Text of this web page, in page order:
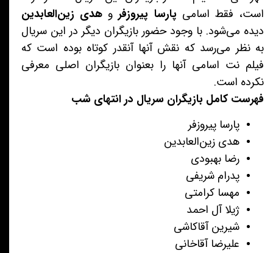
است، فقط اسامی پارسا پیروزفر و هدی زین‌العابدین
دیده می‌شود. با وجود حضور بازیگران دیگر در این سریال
به نظر می‌رسد که نقش آنها آنقدر کوتاه بوده است که
فیلم نت اسامی آنها را بعنوان بازیگران اصلی معرفی
نکرده است.
فهرست کامل بازیگران سریال در انتهای شب
پارسا پیروزفر
هدی زین‌العابدین
رضا بهبودی
پدرام شریفی
مهسا کرامتی
ژیلا آل احمد
شیرین آقاکاشی
علیرضا آقاخانی